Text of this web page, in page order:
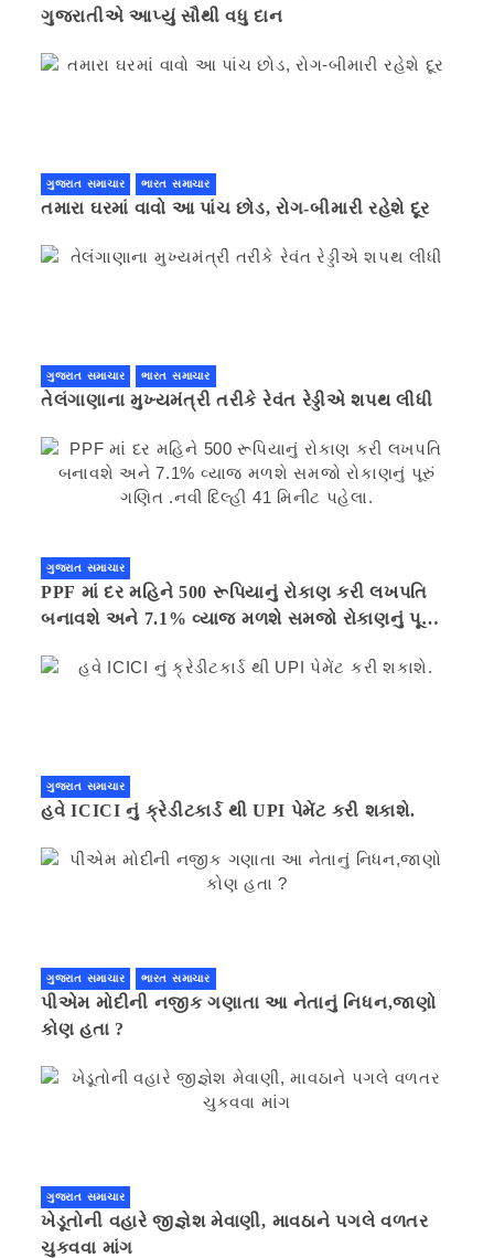
ગુજરાતીએ આપ્યું સૌથી વધુ દાન
ગુજરાત સમાચાર ભારત સમાચાર
તમારા ઘરમાં વાવો આ પાંચ છોડ, રોગ-બીમારી રહેશે દૂર
ગુજરાત સમાચાર ભારત સમાચાર
તેલંગાણાના મુખ્યમંત્રી તરીકે રેવંત રેડ્ડીએ શપથ લીધી
ગુજરાત સમાચાર
PPF માં દર મહિને 500 રૂપિયાનું રોકાણ કરી લખપતિ
બનાવશે અને 7.1% વ્યાજ મળશે સમજો રોકાણનું પૂરું
ગુજરાત સમાચાર
હવે ICICI નું ક્રેડીટકાર્ડ થી UPI પેમેંટ કરી શકાશે.
ગુજરાત સમાચાર ભારત સમાચાર
પીએમ મોદીની નજીક ગણાતા આ નેતાનું નિધન,જાણો
કોણ હતા ?
ગુજરાત સમાચાર
ખેડૂતોની વહારે જીજ્ઞેશ મેવાણી, માવઠાને પગલે વળતર
ચુકવવા માંગ